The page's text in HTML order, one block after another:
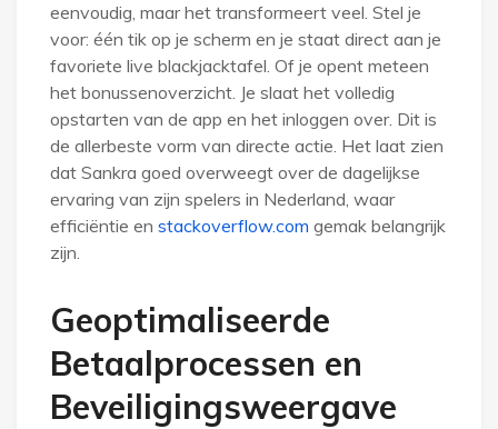
eenvoudig, maar het transformeert veel. Stel je
voor: één tik op je scherm en je staat direct aan je
favoriete live blackjacktafel. Of je opent meteen
het bonussenoverzicht. Je slaat het volledig
opstarten van de app en het inloggen over. Dit is
de allerbeste vorm van directe actie. Het laat zien
dat Sankra goed overweegt over de dagelijkse
ervaring van zijn spelers in Nederland, waar
efficiëntie en stackoverflow.com gemak belangrijk
zijn.
Geoptimaliseerde
Betaalprocessen en
Beveiligingsweergave